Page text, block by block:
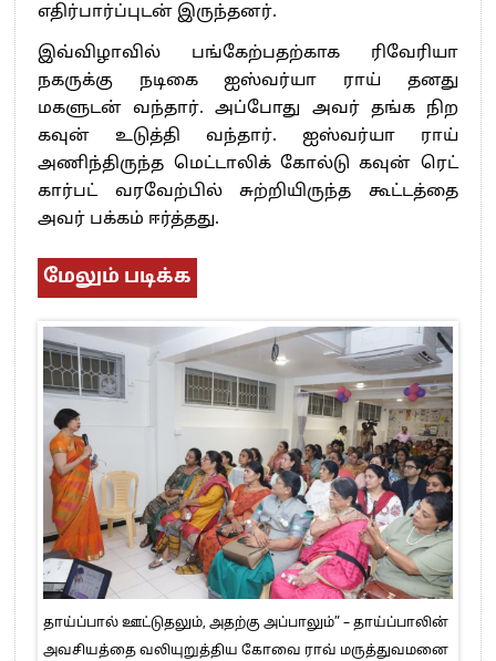
எதிர்பார்ப்புடன் இருந்தனர்.
இவ்விழாவில் பங்கேற்பதற்காக ரிவேரியா
நகருக்கு நடிகை ஐஸ்வர்யா ராய் தனது
மகளுடன் வந்தார். அப்போது அவர் தங்க நிற
கவுன் உடுத்தி வந்தார். ஐஸ்வர்யா ராய்
அணிந்திருந்த மெட்டாலிக் கோல்டு கவுன் ரெட்
கார்பட் வரவேற்பில் சுற்றியிருந்த கூட்டத்தை
அவர் பக்கம் ஈர்த்தது.
மேலும் படிக்க
தாய்ப்பால் ஊட்டுதலும், அதற்கு அப்பாலும்” – தாய்ப்பாலின்
அவசியத்தை வலியுறுத்திய கோவை ராவ் மருத்துவமனை